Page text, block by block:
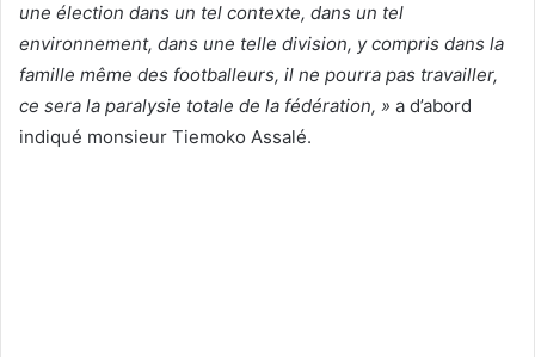
une élection dans un tel contexte, dans un tel
environnement, dans une telle division, y compris dans la
famille même des footballeurs, il ne pourra pas travailler,
ce sera la paralysie totale de la fédération, » a d’abord
indiqué monsieur Tiemoko Assalé.